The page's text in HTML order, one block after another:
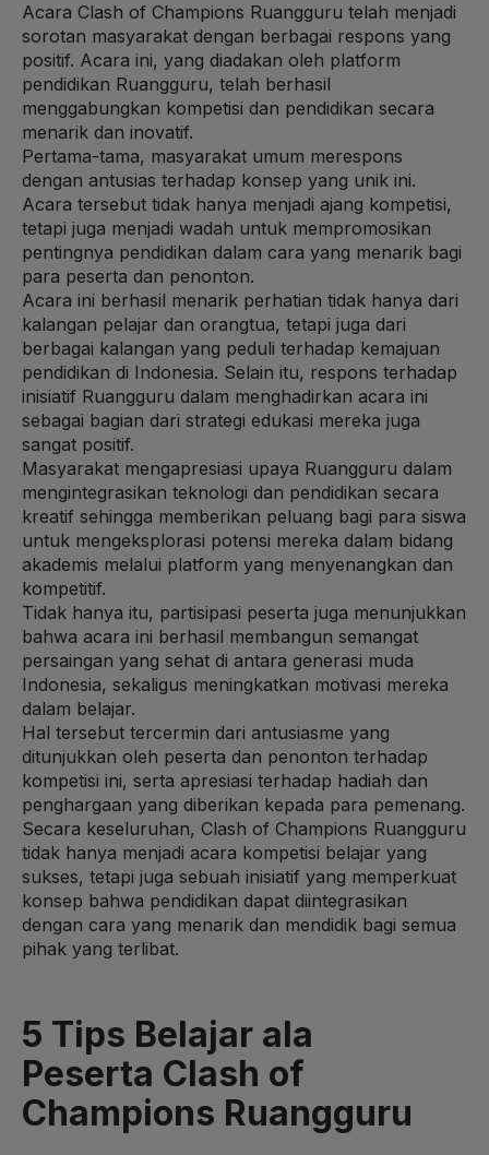
Acara Clash of Champions Ruangguru telah menjadi
sorotan masyarakat dengan berbagai respons yang
positif. Acara ini, yang diadakan oleh platform
pendidikan Ruangguru, telah berhasil
menggabungkan kompetisi dan pendidikan secara
menarik dan inovatif.
Pertama-tama, masyarakat umum merespons
dengan antusias terhadap konsep yang unik ini.
Acara tersebut tidak hanya menjadi ajang kompetisi,
tetapi juga menjadi wadah untuk mempromosikan
pentingnya pendidikan dalam cara yang menarik bagi
para peserta dan penonton.
Acara ini berhasil menarik perhatian tidak hanya dari
kalangan pelajar dan orangtua, tetapi juga dari
berbagai kalangan yang peduli terhadap kemajuan
pendidikan di Indonesia. Selain itu, respons terhadap
inisiatif Ruangguru dalam menghadirkan acara ini
sebagai bagian dari strategi edukasi mereka juga
sangat positif.
Masyarakat mengapresiasi upaya Ruangguru dalam
mengintegrasikan teknologi dan pendidikan secara
kreatif sehingga memberikan peluang bagi para siswa
untuk mengeksplorasi potensi mereka dalam bidang
akademis melalui platform yang menyenangkan dan
kompetitif.
Tidak hanya itu, partisipasi peserta juga menunjukkan
bahwa acara ini berhasil membangun semangat
persaingan yang sehat di antara generasi muda
Indonesia, sekaligus meningkatkan motivasi mereka
dalam belajar.
Hal tersebut tercermin dari antusiasme yang
ditunjukkan oleh peserta dan penonton terhadap
kompetisi ini, serta apresiasi terhadap hadiah dan
penghargaan yang diberikan kepada para pemenang.
Secara keseluruhan, Clash of Champions Ruangguru
tidak hanya menjadi acara kompetisi belajar yang
sukses, tetapi juga sebuah inisiatif yang memperkuat
konsep bahwa pendidikan dapat diintegrasikan
dengan cara yang menarik dan mendidik bagi semua
pihak yang terlibat.
5 Tips Belajar ala
Peserta Clash of
Champions Ruangguru